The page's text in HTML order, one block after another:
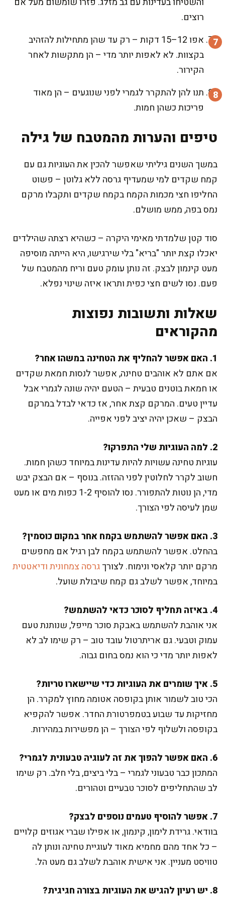
רוצים.
אפו 12–15 דקות – רק עד שהן מתחילות להזהיב
בקצוות. לא לאפות יותר מדי – הן מתקשות לאחר
הקירור.
תנו להן להתקרר לגמרי לפני שנוגעים – הן מאוד
פריכות כשהן חמות.
טיפים והערות מהמטבח של גילה
במשך השנים גיליתי שאפשר להכין את העוגיות גם עם
קמח שקדים למי שמעדיף גרסה ללא גלוטן – פשוט
החליפו חצי מכמות הקמח בקמח שקדים ותקבלו מרקם
נמס בפה, ממש מושלם.
סוד קטן שלמדתי מאימי היקרה – כשהיא רצתה שהילדים
יאכלו קצת יותר "בריא" בלי שירגישו, היא הייתה מוסיפה
מעט קינמון לבצק. זה נותן עומק טעם וריח מהמטבח של
פעם. נסו לשים חצי כפית ותראו איזה שינוי נפלא.
שאלות ותשובות נפוצות
מהקוראים
1. האם אפשר להחליף את הטחינה במשהו אחר?
אם אתם לא אוהבים טחינה, אפשר לנסות חמאת שקדים
או חמאת בוטנים טבעית – הטעם יהיה שונה לגמרי אבל
עדיין טעים. המרקם קצת אחר, אז כדאי לבדל במרקם
הבצק – שאכן יהיה יציב לפני אפייה.
2. למה העוגיות שלי התפרקו?
עוגיות טחינה עשויות להיות עדינות במיוחד כשהן חמות.
חשוב לקרר לחלוטין לפני ההזזה. בנוסף – אם הבצק יבש
מדי, הן נוטות להתפורר. נסו להוסיף 1-2 כפות מים או מעט
שמן לעיסה לפי הצורך.
3. האם אפשר להשתמש בקמח אחר במקום כוסמין?
בהחלט. אפשר להשתמש בקמח לבן רגיל אם מחפשים
מרקם יותר קלאסי ונימוח. לצורךגרסה צמחונית ודיאטטית
במיוחד, אפשר לשלב גם קמח שיבולת שועל.
4. באיזה תחליף לסוכר כדאי להשתמש?
אני אוהבת להשתמש באבקת סוכר מייפל, שנותנת טעם
עמוק וטבעי. גם אריתרטול עובד טוב – רק שימו לב לא
לאפות יותר מדי כי הוא נמס בחום גבוה.
5. איך שומרים את העוגיות כדי שיישארו טריות?
הכי טוב לשמור אותן בקופסה אטומה מחוץ למקרר. הן
מחזיקות עד שבוע בטמפרטורת החדר. אפשר להקפיא
בקופסה ולשלוף לפי הצורך – הן מפשירות במהירות.
6. האם אפשר להפוך את זה לעוגיה טבעונית לגמרי?
המתכון כבר טבעוני לגמרי – בלי ביצים, בלי חלב. רק שימו
לב שהתחליפים לסוכר טבעיים וטהורים.
7. אפשר להוסיף טעמים נוספים לבצק?
בוודאי. גרידת לימון, קינמון, או אפילו שברי אגוזים קלויים
– כל אחד מהם מחמיא מאוד לעוגיית טחינה ונותן לה
טוויסט מעניין. אני אישית אוהבת לשלב גם מעט הל.
8. יש רעיון להגיש את העוגיות בצורה חגיגית?